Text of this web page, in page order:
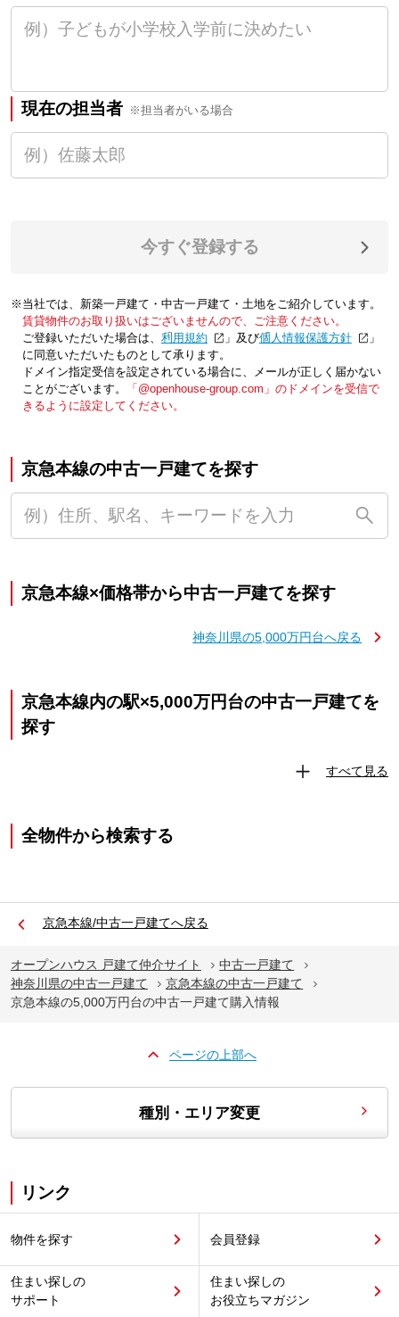
現在の担当者 ※担当者がいる場合
今すぐ登録する
※当社では、新築一戸建て・中古一戸建て・土地をご紹介しています。
賃貸物件のお取り扱いはございませんので、ご注意ください。
ご登録いただいた場合は、「利用規約 」及び「個人情報保護方針
」
に同意いただいたものとして承ります。
ドメイン指定受信を設定されている場合に、メールが正しく届かない
ことがございます。
「@openhouse-group.com」のドメインを受信で
きるように設定してください。
京急本線の中古一戸建てを探す
京急本線×価格帯から中古一戸建てを探す
神奈川県の5,000万円台へ戻る
京急本線内の駅×5,000万円台の中古一戸建てを
探す
すべて見る
全物件から検索する
京急本線/中古一戸建てへ戻る
オープンハウス 戸建て仲介サイト
中古一戸建て
神奈川県の中古一戸建て
京急本線の中古一戸建て
京急本線の5,000万円台の中古一戸建て購入情報
ページの上部へ
種別・エリア変更
リンク
物件を探す 会員登録
住まい探しの
サポート
住まい探しの
お役立ちマガジン